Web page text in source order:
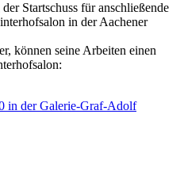
Startschuss für anschließende
in der Aachener
können seine Arbeiten einen
in der Galerie-Graf-Adolf